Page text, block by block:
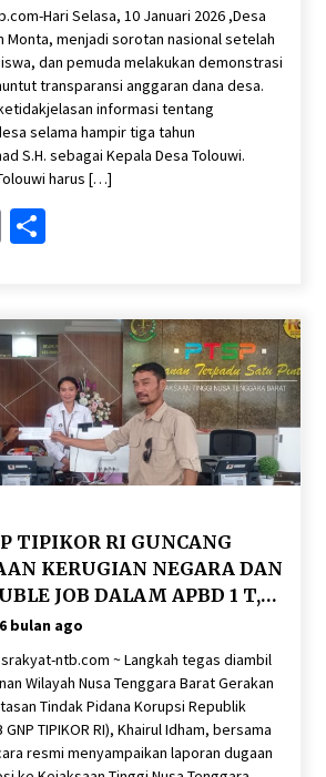
Hari Selasa, 10 Januari 2026 ,Desa
Monta, menjadi sorotan nasional setelah
dan pemuda melakukan demonstrasi
transparansi anggaran dana desa.
informasi tentang
selama hampir tiga tahun
S.H. sebagai Kepala Desa Tolouwi.
harus […]
EmailShare
TIPIKOR RI GUNCANG
KERUGIAN NEGARA DAN
DALAM APBD 1 T,A
KE MEJA HUKUM
bulan ago
ntb.com ~ Langkah tegas diambil
Wilayah Nusa Tenggara Barat Gerakan
Tindak Pidana Korupsi Republik
GNP TIPIKOR RI), Khairul Idham, bersama
resmi menyampaikan laporan dugaan